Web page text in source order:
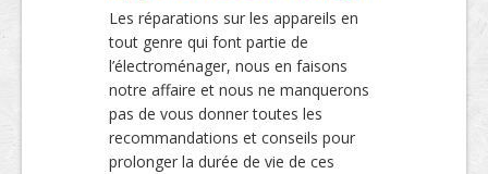
Les réparations sur les appareils en
tout genre qui font partie de
l’électroménager, nous en faisons
notre affaire et nous ne manquerons
pas de vous donner toutes les
recommandations et conseils pour
prolonger la durée de vie de ces